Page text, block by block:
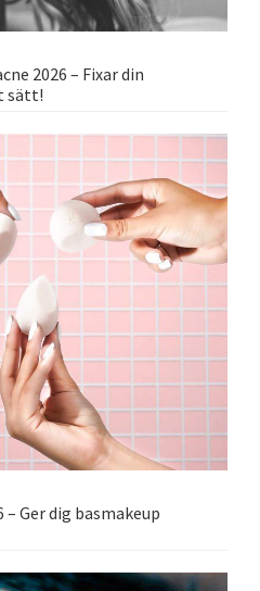
2026 – Fixar din
sätt!
Ger dig basmakeup